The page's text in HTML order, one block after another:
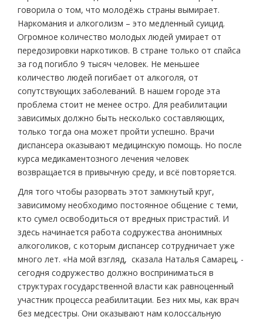
говорила о том, что молодёжь страны вымирает.
Наркомания и алкоголизм – это медленный суицид.
Огромное количество молодых людей умирает от
передозировки наркотиков. В стране только от спайса
за год погибло 9 тысяч человек. Не меньшее
количество людей погибает от алкоголя, от
сопутствующих заболеваний. В нашем городе эта
проблема стоит не менее остро. Для реабилитации
зависимых должно быть несколько составляющих,
только тогда она может пройти успешно. Врачи
диспансера оказывают медицинскую помощь. Но после
курса медикаментозного лечения человек
возвращается в привычную среду, и всё повторяется.
Для того чтобы разорвать этот замкнутый круг,
зависимому необходимо постоянное общение с теми,
кто сумел освободиться от вредных пристрастий. И
здесь начинается работа содружества анонимных
алкоголиков, с которым диспансер сотрудничает уже
много лет. «На мой взгляд, ­ сказала Наталья Самарец, ­
сегодня содружество должно восприниматься в
структурах государственной власти как равноценный
участник процесса реабилитации. Без них мы, как врач
без медсестры. Они оказывают нам колоссальную